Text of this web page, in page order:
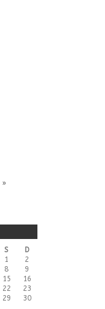
»
S
D
1
2
8
9
15
16
22
23
29
30